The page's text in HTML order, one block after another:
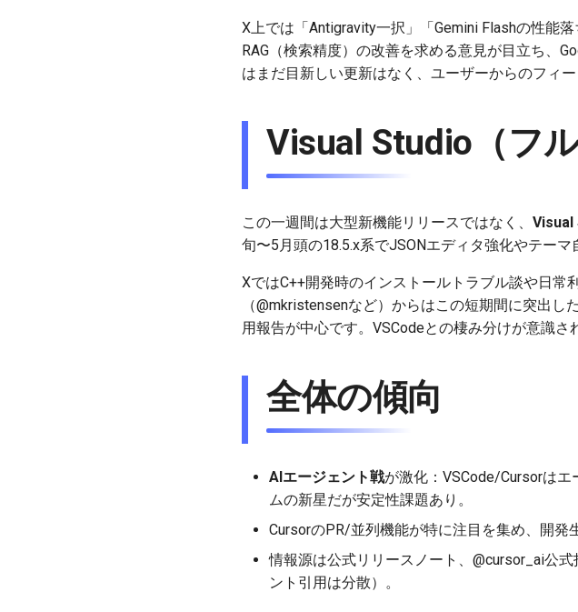
X上では「Antigravity一択」「Gemini Flashの性能
RAG（検索精度）の改善を求める意見が目立ち、
はまだ目新しい更新はなく、ユーザーからのフィー
Visual Studio（フル
この一週間は大型新機能リリースではなく、 Visual
旬〜5月頭の18.5.x系でJSONエディタ強化やテー
XではC++開発時のインストールトラブル談や日常
（@mkristensenなど）からはこの短期間に突出
用報告が中心です。VSCodeとの棲み分けが意識さ
全体の傾向
AIエージェント戦が激化：VSCode/Cursorは
ムの新星だが安定性課題あり。
CursorのPR/並列機能が特に注目を集め、開発
情報源は公式リリースノート、@cursor_ai公
ント引用は分散）。